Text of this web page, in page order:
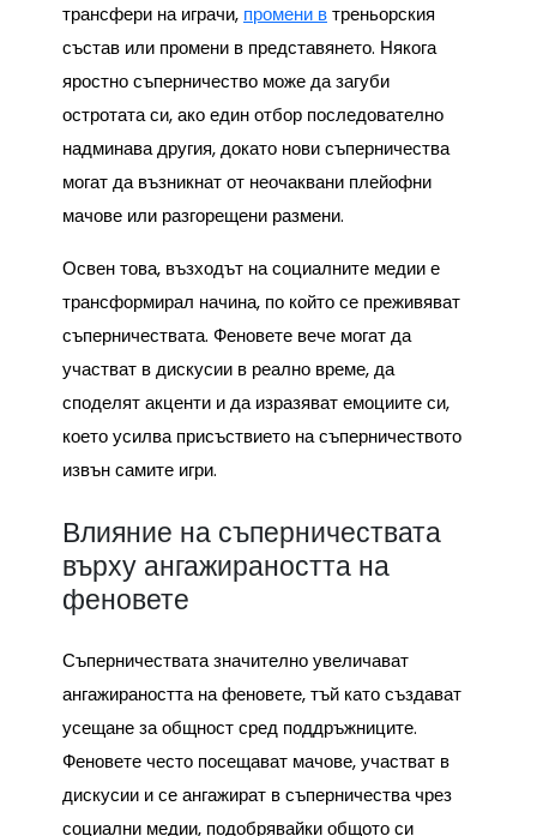
трансфери на играчи, промени втреньорския
състав или промени в представянето. Някога
яростно съперничество може да загуби
остротата си, ако един отбор последователно
надминава другия, докато нови съперничества
могат да възникнат от неочаквани плейофни
мачове или разгорещени размени.
Освен това, възходът на социалните медии е
трансформирал начина, по който се преживяват
съперничествата. Феновете вече могат да
участват в дискусии в реално време, да
споделят акценти и да изразяват емоциите си,
което усилва присъствието на съперничеството
извън самите игри.
Влияние на съперничествата
върху ангажираността на
феновете
Съперничествата значително увеличават
ангажираността на феновете, тъй като създават
усещане за общност сред поддръжниците.
Феновете често посещават мачове, участват в
дискусии и се ангажират в съперничества чрез
социални медии, подобрявайки общото си